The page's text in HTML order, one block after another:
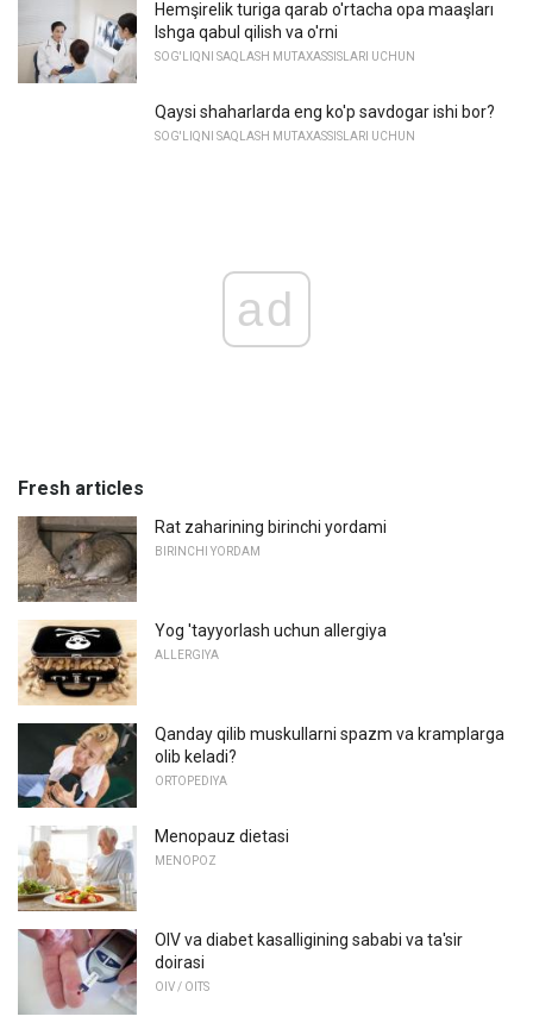
Hemşirelik turiga qarab o'rtacha opa maaşları
Ishga qabul qilish va o'rni
SOG'LIQNI SAQLASH MUTAXASSISLARI UCHUN
Qaysi shaharlarda eng ko'p savdogar ishi bor?
SOG'LIQNI SAQLASH MUTAXASSISLARI UCHUN
ad
Fresh articles
Rat zaharining birinchi yordami
BIRINCHI YORDAM
Yog 'tayyorlash uchun allergiya
ALLERGIYA
Qanday qilib muskullarni spazm va kramplarga
olib keladi?
ORTOPEDIYA
Menopauz dietasi
MENOPOZ
OIV va diabet kasalligining sababi va ta'sir
doirasi
OIV / OITS